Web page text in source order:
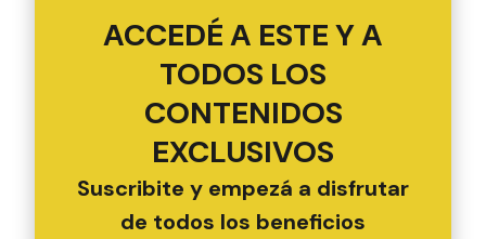
ACCEDÉ A ESTE Y A
TODOS LOS
CONTENIDOS
EXCLUSIVOS
Suscribite y empezá a disfrutar
de todos los beneficios